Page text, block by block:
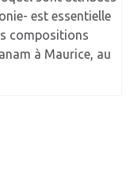
est essentielle
compositions
à Maurice, au